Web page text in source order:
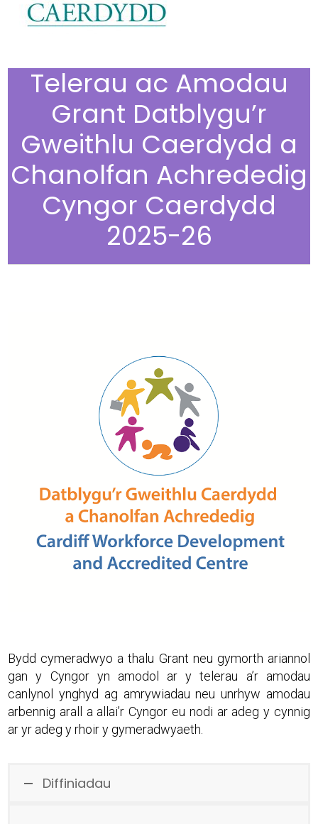
Telerau ac Amodau
Grant Datblygu’r
Gweithlu Caerdydd a
Chanolfan Achrededig
Cyngor Caerdydd
2025-26
Bydd cymeradwyo a thalu Grant neu gymorth ariannol
gan y Cyngor yn amodol ar y telerau a’r amodau
canlynol ynghyd ag amrywiadau neu unrhyw amodau
arbennig arall a allai’r Cyngor eu nodi ar adeg y cynnig
ar yr adeg y rhoir y gymeradwyaeth.
Diffiniadau